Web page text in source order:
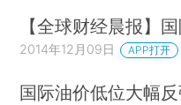
【全球财经晨报】
2014年12月09日 APP打开
国际油价低位大幅